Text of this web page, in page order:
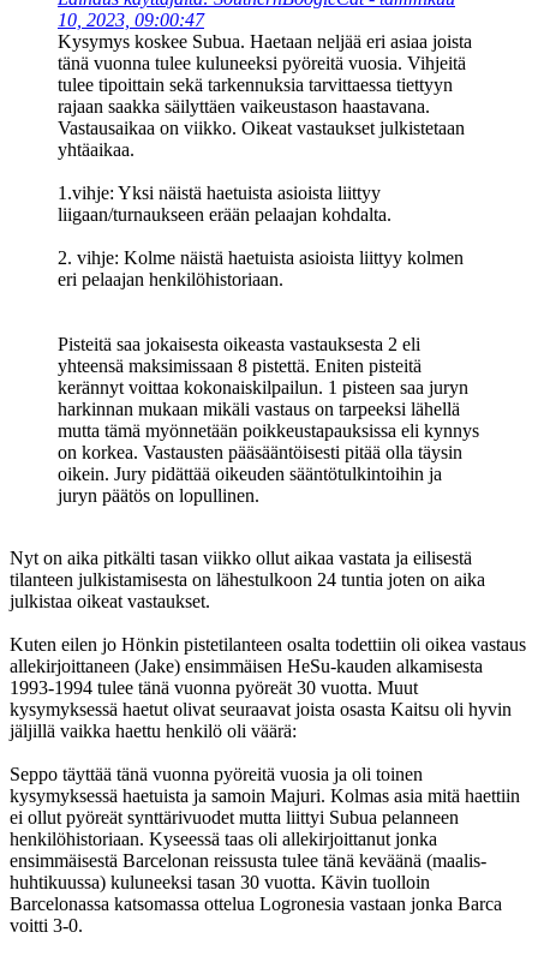
10, 2023, 09:00:47
Kysymys koskee Subua. Haetaan neljää eri asiaa joista
tänä vuonna tulee kuluneeksi pyöreitä vuosia. Vihjeitä
tulee tipoittain sekä tarkennuksia tarvittaessa tiettyyn
rajaan saakka säilyttäen vaikeustason haastavana.
Vastausaikaa on viikko. Oikeat vastaukset julkistetaan
yhtäaikaa.
1.vihje: Yksi näistä haetuista asioista liittyy
liigaan/turnaukseen erään pelaajan kohdalta.
2. vihje: Kolme näistä haetuista asioista liittyy kolmen
eri pelaajan henkilöhistoriaan.
Pisteitä saa jokaisesta oikeasta vastauksesta 2 eli
yhteensä maksimissaan 8 pistettä. Eniten pisteitä
kerännyt voittaa kokonaiskilpailun. 1 pisteen saa juryn
harkinnan mukaan mikäli vastaus on tarpeeksi lähellä
mutta tämä myönnetään poikkeustapauksissa eli kynnys
on korkea. Vastausten pääsääntöisesti pitää olla täysin
oikein. Jury pidättää oikeuden sääntötulkintoihin ja
juryn päätös on lopullinen.
Nyt on aika pitkälti tasan viikko ollut aikaa vastata ja eilisestä
tilanteen julkistamisesta on lähestulkoon 24 tuntia joten on aika
julkistaa oikeat vastaukset.
Kuten eilen jo Hönkin pistetilanteen osalta todettiin oli oikea vastaus
allekirjoittaneen (Jake) ensimmäisen HeSu-kauden alkamisesta
1993-1994 tulee tänä vuonna pyöreät 30 vuotta. Muut
kysymyksessä haetut olivat seuraavat joista osasta Kaitsu oli hyvin
jäljillä vaikka haettu henkilö oli väärä:
Seppo täyttää tänä vuonna pyöreitä vuosia ja oli toinen
kysymyksessä haetuista ja samoin Majuri. Kolmas asia mitä haettiin
ei ollut pyöreät synttärivuodet mutta liittyi Subua pelanneen
henkilöhistoriaan. Kyseessä taas oli allekirjoittanut jonka
ensimmäisestä Barcelonan reissusta tulee tänä keväänä (maalis-
huhtikuussa) kuluneeksi tasan 30 vuotta. Kävin tuolloin
Barcelonassa katsomassa ottelua Logronesia vastaan jonka Barca
voitti 3-0.